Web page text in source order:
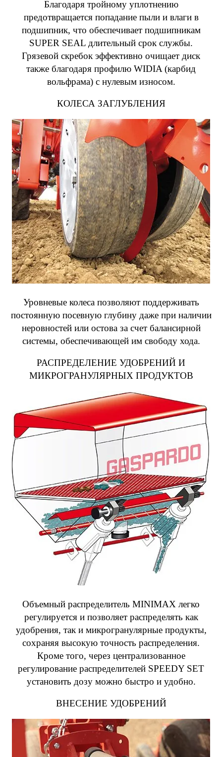
Благодаря тройному уплотнению
предотвращается попадание пыли и влаги в
подшипник, что обеспечивает подшипникам
SUPER SEAL длительный срок службы.
Грязевой скребок эффективно очищает диск
также благодаря профилю WIDIA (карбид
вольфрама) с нулевым износом.
КОЛЕСА ЗАГЛУБЛЕНИЯ
Уровневые колеса позволяют поддерживать
постоянную посевную глубину даже при наличии
неровностей или остова за счет балансирной
системы, обеспечивающей им свободу хода.
РАСПРЕДЕЛЕНИЕ УДОБРЕНИЙ И
МИКРОГРАНУЛЯРНЫХ ПРОДУКТОВ
Объемный распределитель MINIMAX легко
регулируется и позволяет распределять как
удобрения, так и микрогранулярные продукты,
сохраняя высокую точность распределения.
Кроме того, через централизованное
регулирование распределителей SPEEDY SET
установить дозу можно быстро и удобно.
ВНЕСЕНИЕ УДОБРЕНИЙ